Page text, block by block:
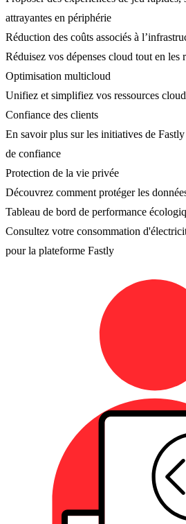
attrayantes en périphérie
Réduction des coûts associés à
Réduisez vos dépenses cloud tout en les
Optimisation multicloud
Unifiez et simplifiez vos ressources cloud
Confiance des clients
En savoir plus sur les initiatives de
de confiance
Protection de la vie privée
Découvrez comment protéger les
Tableau de bord de performance
Consultez votre consommation
pour la plateforme Fastly